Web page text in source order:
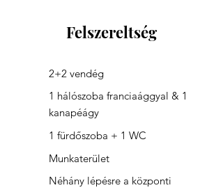
Felszereltség
2+2 vendég
1 hálószoba franciaággyal & 1
kanapéágy
1 fürdőszoba + 1 WC
Munkaterület
Néhány lépésre a központi